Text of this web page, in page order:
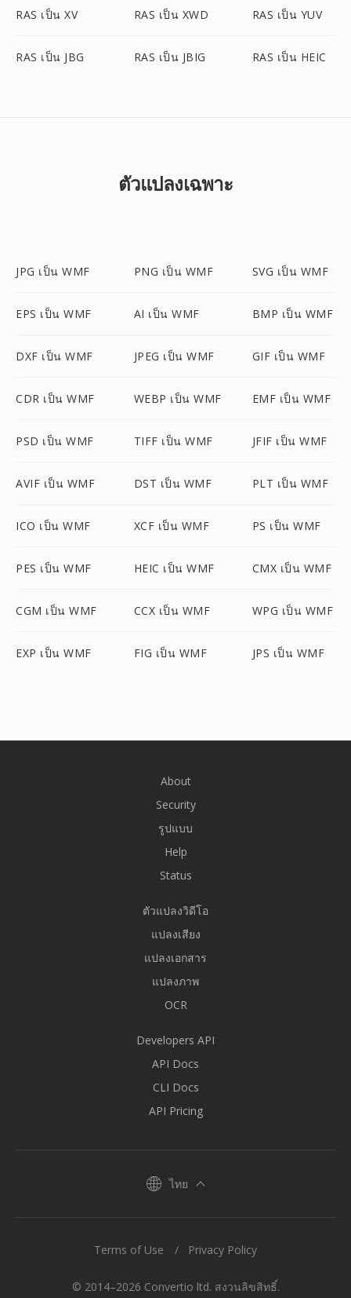
RAS เป็น XV RAS เป็น XWD RAS เป็น YUV
RAS เป็น JBG RAS เป็น JBIG RAS เป็น HEIC
ตัวแปลงเฉพาะ
JPG เป็น WMF PNG เป็น WMF SVG เป็น WMF
EPS เป็น WMF AI เป็น WMF BMP เป็น WMF
DXF เป็น WMF JPEG เป็น WMF GIF เป็น WMF
CDR เป็น WMF WEBP เป็น WMF EMF เป็น WMF
PSD เป็น WMF TIFF เป็น WMF JFIF เป็น WMF
AVIF เป็น WMF DST เป็น WMF PLT เป็น WMF
ICO เป็น WMF XCF เป็น WMF PS เป็น WMF
PES เป็น WMF HEIC เป็น WMF CMX เป็น WMF
CGM เป็น WMF CCX เป็น WMF WPG เป็น WMF
EXP เป็น WMF FIG เป็น WMF JPS เป็น WMF
About
Security
รูปแบบ
Help
Status
ตัวแปลงวิดีโอ
แปลงเสียง
แปลงเอกสาร
แปลงภาพ
OCR
Developers API
API Docs
CLI Docs
API Pricing
ไทย
© 2014–2026 Convertio ltd. สงวนลิขสิทธิ์.
Terms of Use Privacy Policy